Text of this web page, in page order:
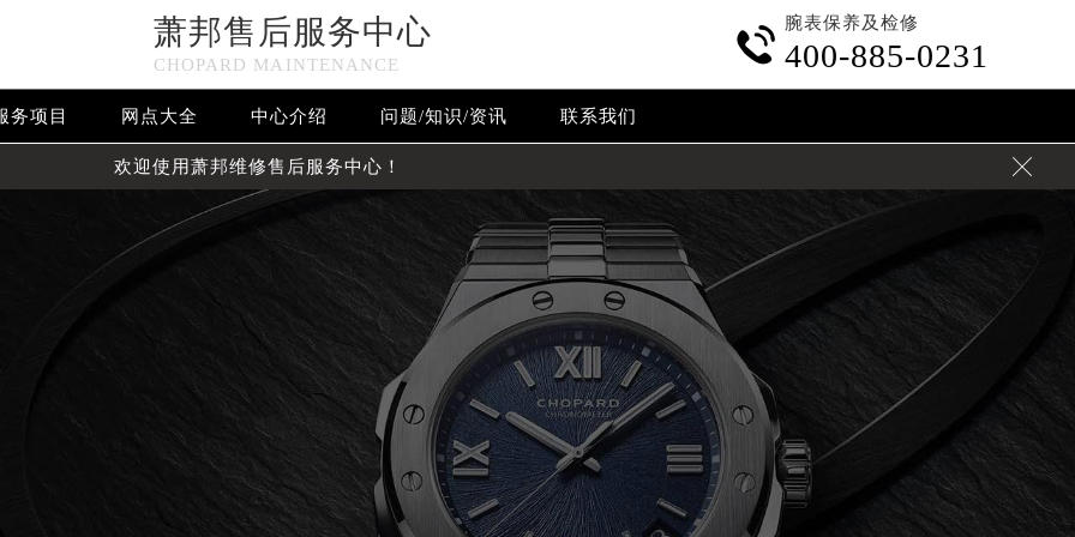
萧邦售后服务中心
CHOPARD MAINTENANCE

腕表保养及检修
400-885-0231
务项目 网点大全 中心介绍 问题/知识/资讯 联系我们
欢迎使用萧邦维修售后服务中心！ 